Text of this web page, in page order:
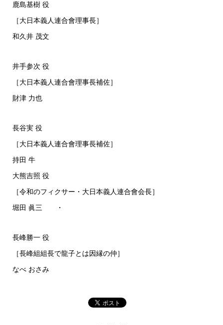
鹿島基樹 役
［大日本義人連合會理事長］
和久井 茂文
井手参次 役
［大日本義人連合會理事長補佐］
財津 力也
長谷実 役
［大日本義人連合會理事長補佐］
持田 牛
大熊吉照 役
［令和のフィクサー・大日本義人連合會会長］
堀田 眞三 ・
長峰勝一 役
［長峰組組長で龍子とは因縁の仲］
なべ おさみ